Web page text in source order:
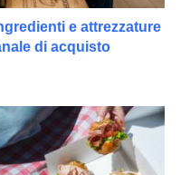
e attrezzature
di acquisto